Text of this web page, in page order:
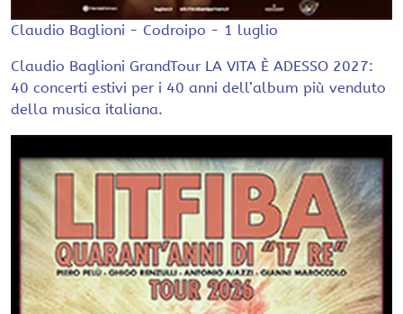
Claudio Baglioni - Codroipo - 1 luglio
Claudio Baglioni GrandTour LA VITA È ADESSO 2027:
40 concerti estivi per i 40 anni dell’album più venduto
della musica italiana.